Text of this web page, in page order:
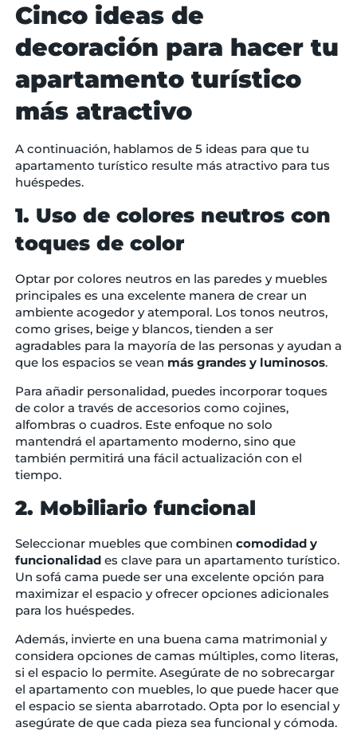
Cinco ideas de
decoración para hacer tu
apartamento turístico
más atractivo
A continuación, hablamos de 5 ideas para que tu
apartamento turístico resulte más atractivo para tus
huéspedes.
1. Uso de colores neutros con
toques de color
Optar por colores neutros en las paredes y muebles
principales es una excelente manera de crear un
ambiente acogedor y atemporal. Los tonos neutros,
como grises, beige y blancos, tienden a ser
agradables para la mayoría de las personas y ayudan a
que los espacios se vean más grandes y luminosos.
Para añadir personalidad, puedes incorporar toques
de color a través de accesorios como cojines,
alfombras o cuadros. Este enfoque no solo
mantendrá el apartamento moderno, sino que
también permitirá una fácil actualización con el
tiempo.
2. Mobiliario funcional
Seleccionar muebles que combinen comodidad y
funcionalidades clave para un apartamento turístico.
Un sofá cama puede ser una excelente opción para
maximizar el espacio y ofrecer opciones adicionales
para los huéspedes.
Además, invierte en una buena cama matrimonial y
considera opciones de camas múltiples, como literas,
si el espacio lo permite. Asegúrate de no sobrecargar
el apartamento con muebles, lo que puede hacer que
el espacio se sienta abarrotado. Opta por lo esencial y
asegúrate de que cada pieza sea funcional y cómoda.